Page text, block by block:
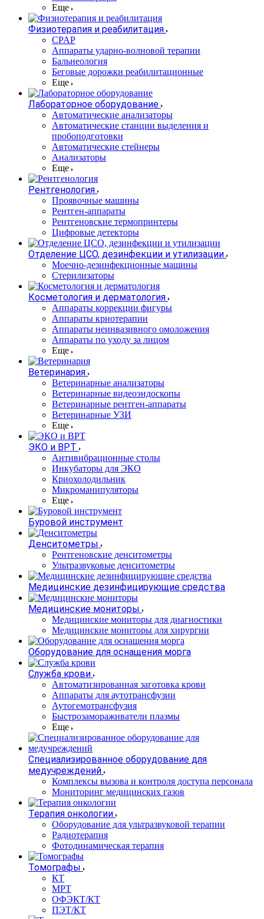
Еще
Физиотерапия и реабилитация
CPAP
Аппараты ударно-волновой терапии
Бальнеология
Беговые дорожки реабилитационные
Еще
Лабораторное оборудование
Автоматические анализаторы
Автоматические станции выделения и
пробоподготовки
Автоматические стейнеры
Анализаторы
Еще
Рентгенология
Проявочные машины
Рентген-аппараты
Рентгеновские термопринтеры
Цифровые детекторы
Отделение ЦСО, дезинфекции и утилизации
Моечно-дезинфекционные машины
Стерилизаторы
Косметология и дерматология
Аппараты коррекции фигуры
Аппараты криотерапии
Аппараты неинвазивного омоложения
Аппараты по уходу за лицом
Еще
Ветеринария
Ветеринарные анализаторы
Ветеринарные видеоэндоскопы
Ветеринарные рентген-аппараты
Ветеринарные УЗИ
Еще
ЭКО и ВРТ
Антивибрационные столы
Инкубаторы для ЭКО
Криохолодильник
Микроманипуляторы
Еще
Буровой инструмент
Денситометры
Рентгеновские денситометры
Ультразвуковые денситометры
Медицинские дезинфицирующие средства
Медицинские мониторы
Медицинские мониторы для диагностики
Медицинские мониторы для хирургии
Оборудование для оснащения морга
Служба крови
Автоматизированная заготовка крови
Аппараты для аутотрансфузии
Аутогемотрансфузия
Быстрозамораживатели плазмы
Еще
Специализированное оборудование для
медучреждений
Комплексы вызова и контроля доступа персонала
Мониторинг медицинских газов
Терапия онкологии
Оборудование для ультразвуковой терапии
Радиотерапия
Фотодинамическая терапия
Томографы
КТ
МРТ
ОФЭКТ/КТ
ПЭТ/КТ